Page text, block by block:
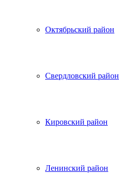
Октябрьский район
Свердловский район
Кировский район
Ленинский район